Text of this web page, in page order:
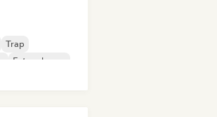
Trap
Future house